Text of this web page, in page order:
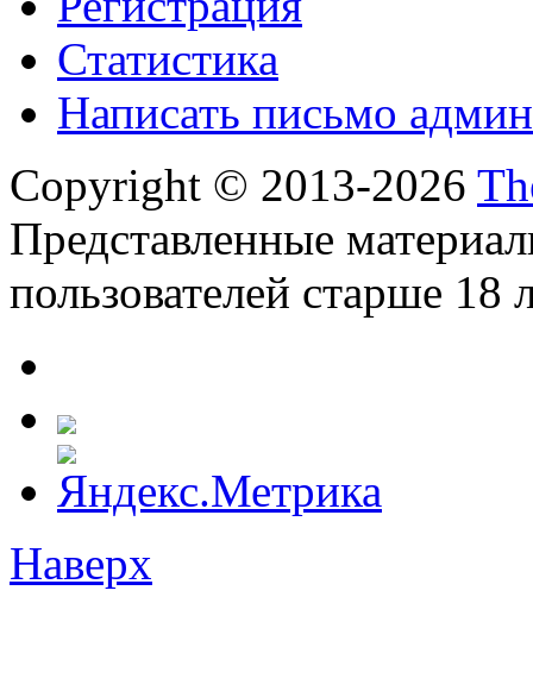
Статистика
Написать письмо
Copyright © 2013-2026
Представленные
пользователей старше 18
Наверх